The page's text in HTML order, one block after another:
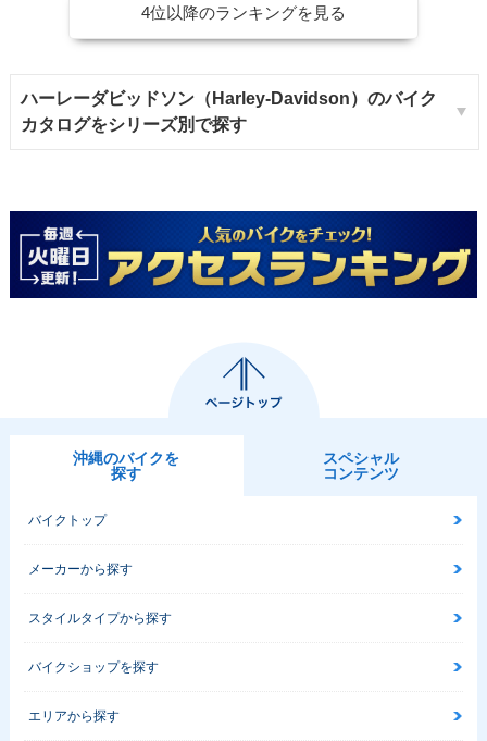
4位以降のランキングを見る
ハーレーダビッドソン（Harley-Davidson）のバイク
カタログをシリーズ別で探す
沖縄のバイクを
探す
スペシャル
コンテンツ
バイクトップ
メーカーから探す
スタイルタイプから探す
バイクショップを探す
エリアから探す